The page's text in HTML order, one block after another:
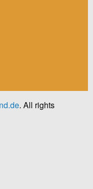
. All rights